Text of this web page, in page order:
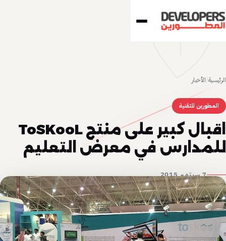
الرئيسية/الأخبار
المطورين للتقنية
اقبال كبير على منتج ToSKooL
للمدارس في معرض التعليم
7 سبتمبر 2015